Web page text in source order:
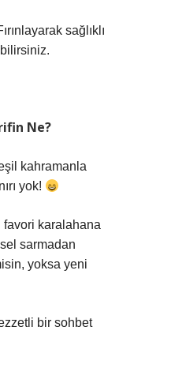
sağlıklı
Ne?
kahramanla
yok!
favori karalahana
sarmadan
yoksa yeni
bir sohbet